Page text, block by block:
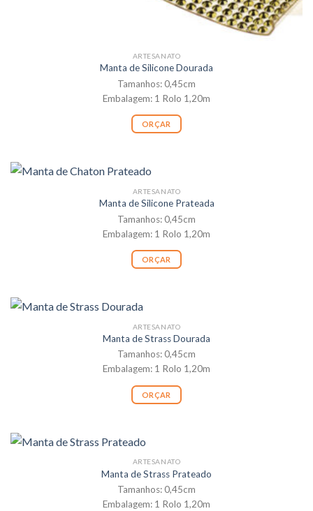
ARTESANATO
Manta de Silicone Dourada
Tamanhos: 0,45cm
Embalagem: 1 Rolo 1,20m
ORÇAR
ARTESANATO
Manta de Silicone Prateada
Tamanhos: 0,45cm
Embalagem: 1 Rolo 1,20m
ORÇAR
ARTESANATO
Manta de Strass Dourada
Tamanhos: 0,45cm
Embalagem: 1 Rolo 1,20m
ORÇAR
ARTESANATO
Manta de Strass Prateado
Tamanhos: 0,45cm
Embalagem: 1 Rolo 1,20m